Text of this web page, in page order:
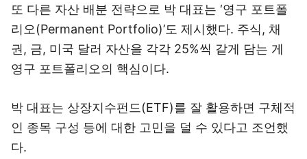
또 다른 자산 배분 전략으로 박 대표는 ‘영구 포트폴
리오(Permanent Portfolio)’도 제시했다. 주식, 채
권, 금, 미국 달러 자산을 각각 25%씩 같게 담는 게
영구 포트폴리오의 핵심이다.
박 대표는 상장지수펀드(ETF)를 잘 활용하면 구체적
인 종목 구성 등에 대한 고민을 덜 수 있다고 조언했
다.